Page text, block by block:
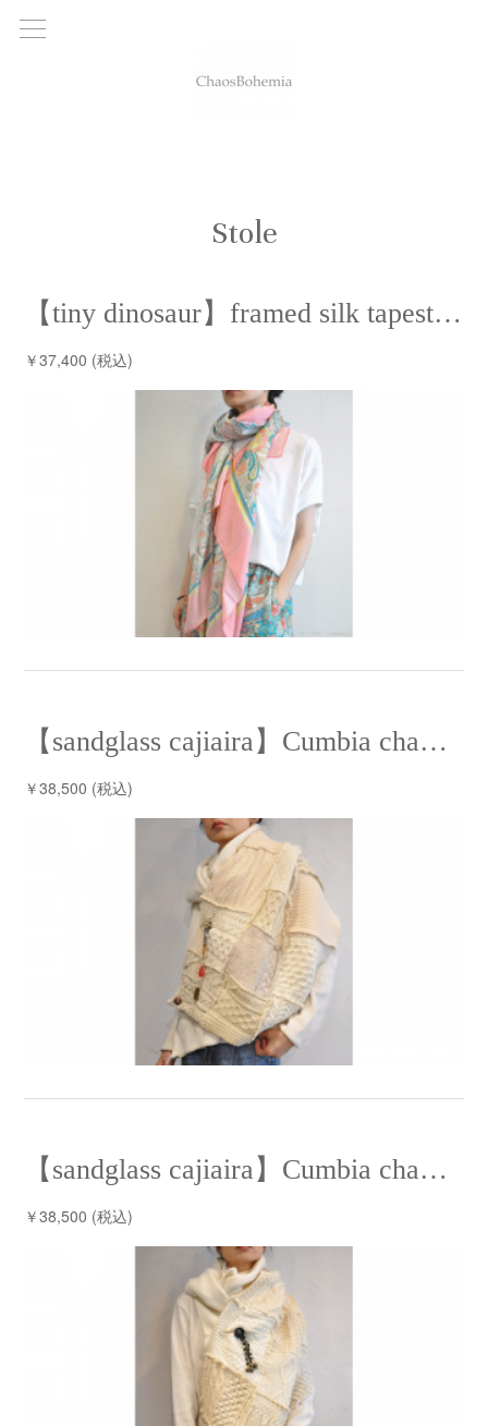
Stole
【tiny dinosaur】framed silk tapestry stole /【タイニーダイナソー】フレームシルクタペストリーストール
￥37,400 (税込)
【sandglass cajiaira】Cumbia chaL chaL⁡ /【サンドグラス ケシアイラ】クンビアチャルチャル
￥38,500 (税込)
【sandglass cajiaira】Cumbia chaL chaL⁡ /【サンドグラス ケシアイラ】クンビアチャルチャル
￥38,500 (税込)